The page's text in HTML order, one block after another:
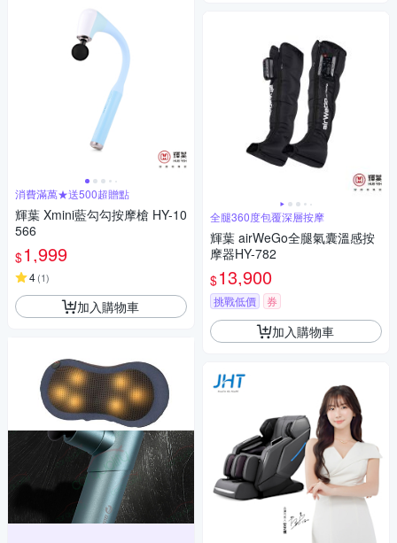
消費滿萬★送500超贈點
輝葉 Xmini藍勾勾按摩槍 HY-10
566
$1,999
4(1)
加入購物車
全腿360度包覆深層按摩
輝葉 airWeGo全腿氣囊溫感按
摩器HY-782
$13,900
挑戰低價 券
加入購物車